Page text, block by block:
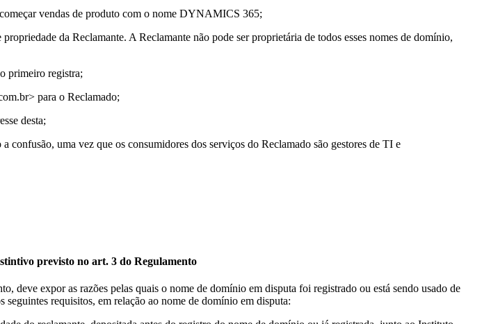
vendas de produto com o nome DYNAMICS 365;
da Reclamante. A Reclamante não pode ser proprietária de todos esses nomes de domínio,
primeiro registra;
para o Reclamado;
desta;
uma vez que os consumidores dos serviços do Reclamado são gestores de TI e
previsto no art. 3 do Regulamento
deve expor as razões pelas quais o nome de domínio em disputa foi registrado ou está sendo usado de
requisitos, em relação ao nome de domínio em disputa: